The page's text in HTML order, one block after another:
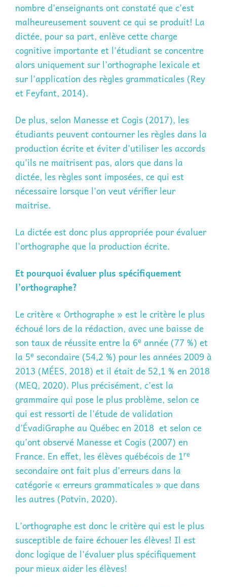
nombre d’enseignants ont constaté que c’est
malheureusement souvent ce qui se produit! La
dictée, pour sa part, enlève cette charge
cognitive importante et l’étudiant se concentre
alors uniquement sur l’orthographe lexicale et
sur l’application des règles grammaticales (Rey
et Feyfant, 2014).
De plus, selon Manesse et Cogis (2017), les
étudiants peuvent contourner les règles dans la
production écrite et éviter d’utiliser les accords
qu’ils ne maitrisent pas, alors que dans la
dictée, les règles sont imposées, ce qui est
nécessaire lorsque l’on veut vérifier leur
maitrise.
La dictée est donc plus appropriée pour évaluer
l’orthographe que la production écrite.
Et pourquoi évaluer plus spécifiquement
l’orthographe?
Le critère « Orthographe » est le critère le plus
échoué lors de la rédaction, avec une baisse de
son taux de réussite entre la 6e année (77 %) et
la 5e secondaire (54,2 %) pour les années 2009 à
2013 (MÉES, 2018) et il était de 52,1 % en 2018
(MEQ, 2020). Plus précisément, c’est la
grammaire qui pose le plus problème, selon ce
qui est ressorti de l’étude de validation
d’ÉvadiGraphe au Québec en 2018 et selon ce
qu’ont observé Manesse et Cogis (2007) en
France. En effet, les élèves québécois de 1re
secondaire ont fait plus d’erreurs dans la
catégorie « erreurs grammaticales » que dans
les autres (Potvin, 2020).
L’orthographe est donc le critère qui est le plus
susceptible de faire échouer les élèves! Il est
donc logique de l’évaluer plus spécifiquement
pour mieux aider les élèves!